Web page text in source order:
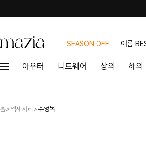
SEASON OFF 여름
아우터 니트웨어 상의 하의
홈>액세서리 >수영복